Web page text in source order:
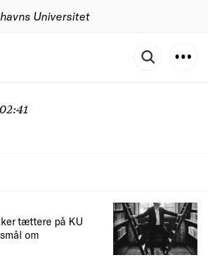
Universitet
02:41
tættere på KU
om